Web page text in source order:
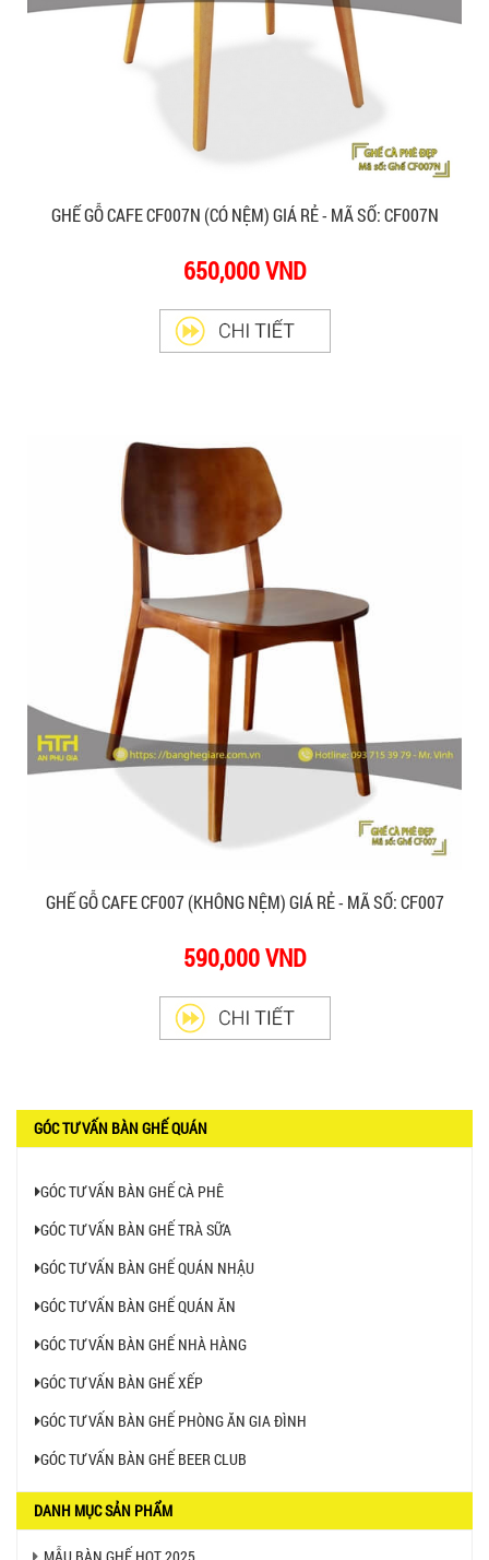
GHẾ GỖ CAFE CF007N (CÓ NỆM) GIÁ RẺ - MÃ SỐ: CF007N
650,000 VND
GHẾ GỖ CAFE CF007 (KHÔNG NỆM) GIÁ RẺ - MÃ SỐ: CF007
590,000 VND
GÓC TƯ VẤN BÀN GHẾ QUÁN
GÓC TƯ VẤN BÀN GHẾ CÀ PHÊ
GÓC TƯ VẤN BÀN GHẾ TRÀ SỮA
GÓC TƯ VẤN BÀN GHẾ QUÁN NHẬU
GÓC TƯ VẤN BÀN GHẾ QUÁN ĂN
GÓC TƯ VẤN BÀN GHẾ NHÀ HÀNG
GÓC TƯ VẤN BÀN GHẾ XẾP
GÓC TƯ VẤN BÀN GHẾ PHÒNG ĂN GIA ĐÌNH
GÓC TƯ VẤN BÀN GHẾ BEER CLUB
DANH MỤC SẢN PHẨM